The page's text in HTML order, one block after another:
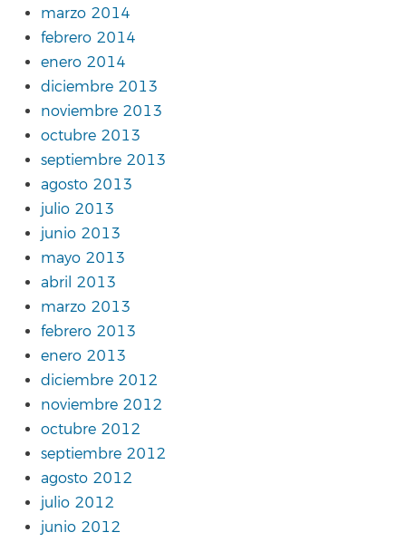
marzo 2014
febrero 2014
enero 2014
diciembre 2013
noviembre 2013
octubre 2013
septiembre 2013
agosto 2013
julio 2013
junio 2013
mayo 2013
abril 2013
marzo 2013
febrero 2013
enero 2013
diciembre 2012
noviembre 2012
octubre 2012
septiembre 2012
agosto 2012
julio 2012
junio 2012